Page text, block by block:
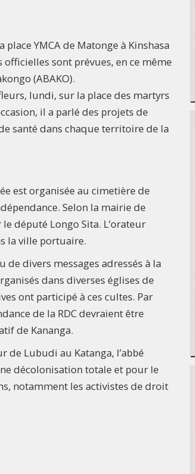
YMCA de Matonge à Kinshasa
sont prévues, en ce même
(ABAKO).
lundi, sur la place des martyrs
il a parlé des projets de
santé dans chaque territoire de la
est organisée au cimetière de
Selon la mairie de
député Longo Sita. L’orateur
la ville portuaire.
divers messages adressés à la
dans diverses églises de
ont participé à ces cultes. Par
de la RDC devraient être
de Kananga.
de Lubudi au Katanga, l’abbé
décolonisation totale et pour le
notamment les activistes de droit